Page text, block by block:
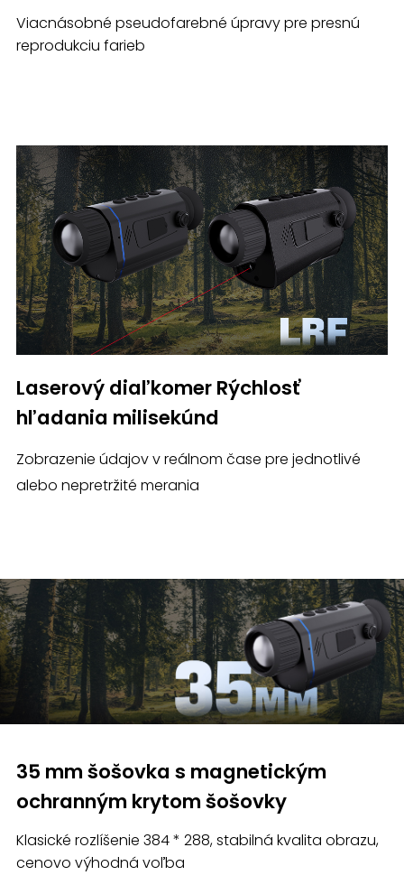
Viacnásobné pseudofarebné úpravy pre presnú
reprodukciu farieb
Laserový diaľkomer Rýchlosť
hľadania milisekúnd
Zobrazenie údajov v reálnom čase pre jednotlivé
alebo nepretržité merania
35 mm šošovka s magnetickým
ochranným krytom šošovky
Klasické rozlíšenie 384 * 288, stabilná kvalita obrazu,
cenovo výhodná voľba